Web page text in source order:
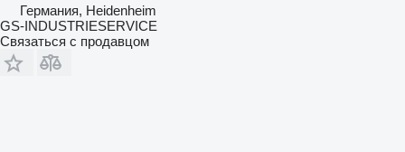
Германия, Heidenheim
GS-INDUSTRIESERVICE
Связаться с продавцом